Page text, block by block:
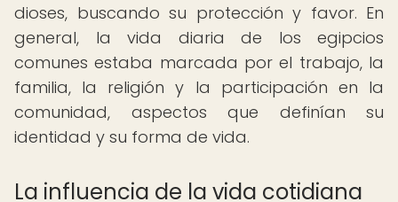
dioses, buscando su protección y favor. En
general, la vida diaria de los egipcios
comunes estaba marcada por el trabajo, la
familia, la religión y la participación en la
comunidad, aspectos que definían su
identidad y su forma de vida.
La influencia de la vida cotidiana